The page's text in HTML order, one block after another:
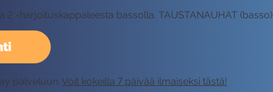
2 -harjoituskappaleesta bassolla. TAUSTANAUHAT (basso)
palveluun. Voit kokeilla 7 päivää ilmaiseksi tästä!